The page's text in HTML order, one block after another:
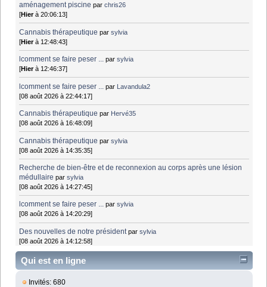
aménagement piscine parchris26
[Hierà 20:06:13]
Cannabis thérapeutique parsylvia
[Hierà 12:48:43]
lcomment se faire peser ... parsylvia
[Hierà 12:46:37]
lcomment se faire peser ... par Lavandula2
[08 août 2026 à 22:44:17]
Cannabis thérapeutique par Hervé35
[08 août 2026 à 16:48:09]
Cannabis thérapeutique parsylvia
[08 août 2026 à 14:35:35]
Recherche de bien-être et de reconnexion au corps après une lésion
médullaire parsylvia
[08 août 2026 à 14:27:45]
lcomment se faire peser ... parsylvia
[08 août 2026 à 14:20:29]
Des nouvelles de notre président parsylvia
[08 août 2026 à 14:12:58]
Qui est en ligne
Invités: 680